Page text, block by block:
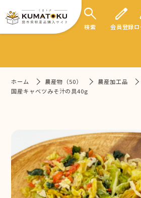
search
検索
edit
会員登録
ホーム 農産物（50）
農産加工品
国産キャベツみそ汁の具40g